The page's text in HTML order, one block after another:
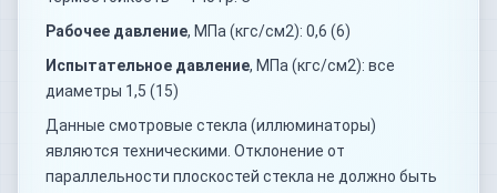
Рабочее давление, МПа (кгс/см2): 0,6 (6)
Испытательное давление, МПа (кгс/см2): все
диаметры 1,5 (15)
Данные смотровые стекла (иллюминаторы)
являются техническими. Отклонение от
параллельности плоскостей стекла не должно быть